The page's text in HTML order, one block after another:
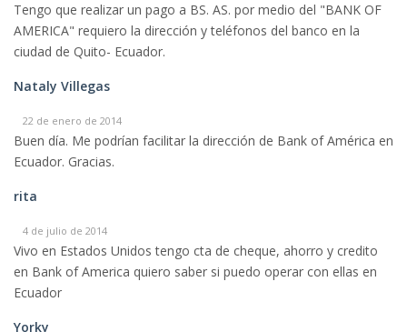
Tengo que realizar un pago a BS. AS. por medio del "BANK OF
AMERICA" requiero la dirección y teléfonos del banco en la
ciudad de Quito- Ecuador.
Nataly Villegas
22 de enero de 2014
Buen día. Me podrían facilitar la dirección de Bank of América en
Ecuador. Gracias.
rita
4 de julio de 2014
Vivo en Estados Unidos tengo cta de cheque, ahorro y credito
en Bank of America quiero saber si puedo operar con ellas en
Ecuador
Yorky